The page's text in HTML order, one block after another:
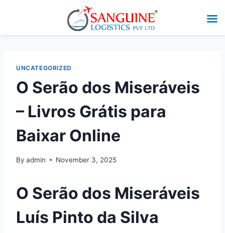
UNCATEGORIZED
O Serão dos Miseráveis
– Livros Grátis para
Baixar Online
By admin November 3, 2025
O Serão dos Miseráveis
Luís Pinto da Silva